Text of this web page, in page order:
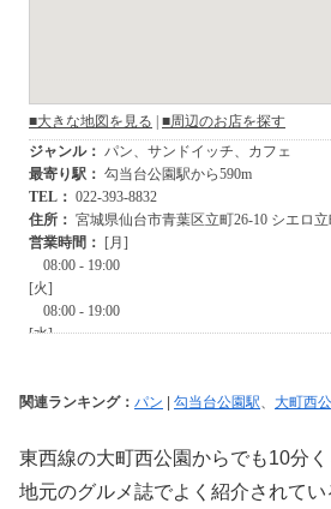
関連ランキング： パン 勾当台公園駅、 大町西
東西線の大町西公園からでも10分く
地元のグルメ誌でよく紹介されて